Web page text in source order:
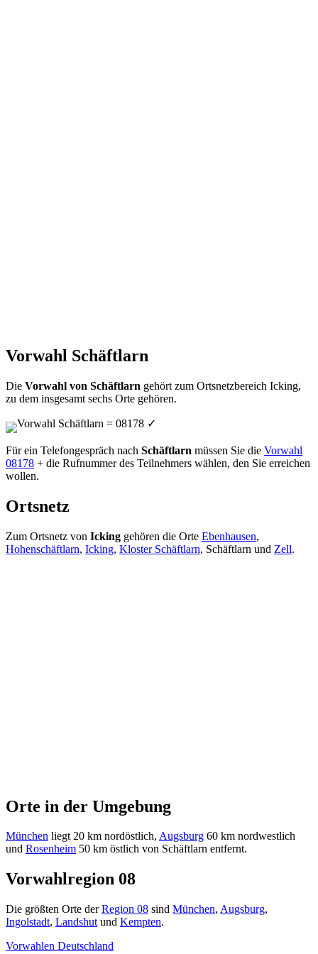
Vorwahl Schäftlarn
Die Vorwahl von Schäftlarn gehört zum Ortsnetzbereich Icking,
zu dem insgesamt sechs Orte gehören.
Vorwahl Schäftlarn = 08178 ✓
Für ein Telefongespräch nach Schäftlarn müssen Sie die Vorwahl
08178 + die Rufnummer des Teilnehmers wählen, den Sie erreichen
wollen.
Ortsnetz
Zum Ortsnetz von Icking gehören die Orte Ebenhausen,
Hohenschäftlarn, Icking, Kloster Schäftlarn, Schäftlarn und Zell.
Orte in der Umgebung
München liegt 20 km nordöstlich, Augsburg 60 km nordwestlich
und Rosenheim 50 km östlich von Schäftlarn entfernt.
Vorwahlregion 08
Die größten Orte derRegion 08 sind München, Augsburg,
Ingolstadt, Landshut und Kempten.
Vorwahlen Deutschland